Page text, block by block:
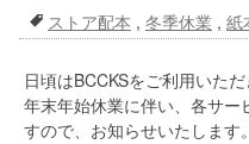
ストア配本 , 冬季休業 , 紙
日頃はBCCKSをご利用いた
年末年始休業に伴い、各サー
すので、お知らせいたします。